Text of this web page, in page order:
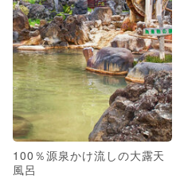
100％源泉かけ流しの大露天
風呂